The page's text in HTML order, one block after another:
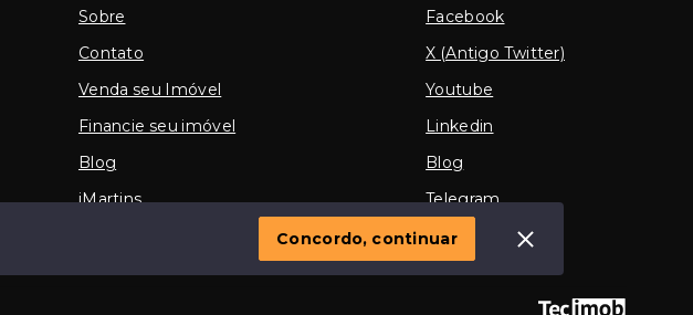
Sobre
Contato
Venda seu Imóvel
Financie seu imóvel
Blog
iMartins
Facebook
X (Antigo Twitter)
Youtube
Linkedin
Blog
Telegram
TikTok
Concordo, continuar